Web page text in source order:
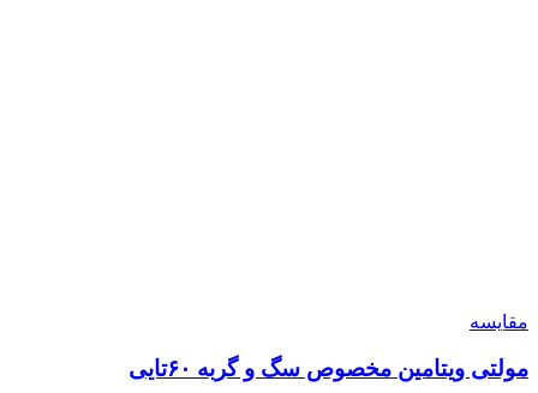
مقایسه
مولتی ویتامین مخصوص سگ و گربه ۶۰تایی